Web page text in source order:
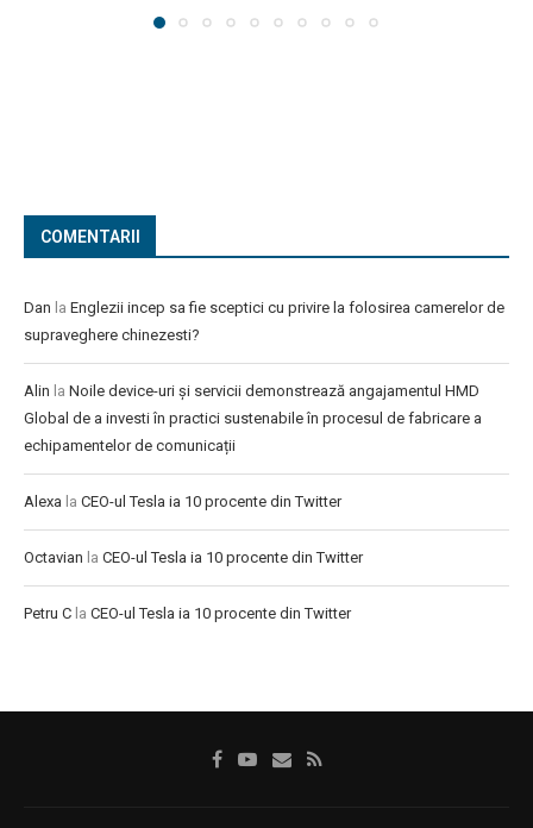
COMENTARII
Dan la Englezii incep sa fie sceptici cu privire la folosirea camerelor de
supraveghere chinezesti?
Alin la Noile device-uri și servicii demonstrează angajamentul HMD
Global de a investi în practici sustenabile în procesul de fabricare a
echipamentelor de comunicații
Alexa la CEO-ul Tesla ia 10 procente din Twitter
Octavian la CEO-ul Tesla ia 10 procente din Twitter
Petru C la CEO-ul Tesla ia 10 procente din Twitter